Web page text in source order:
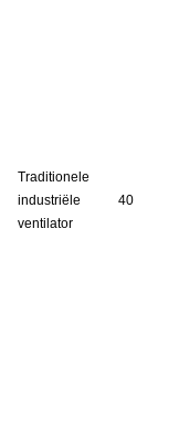
Traditionele
industriële
ventilator
40